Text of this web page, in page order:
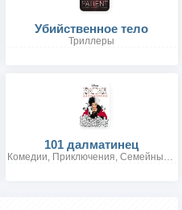
Убийственное тело
Триллеры
101 далматинец
Комедии, Приключения, Семейные, Криминальные